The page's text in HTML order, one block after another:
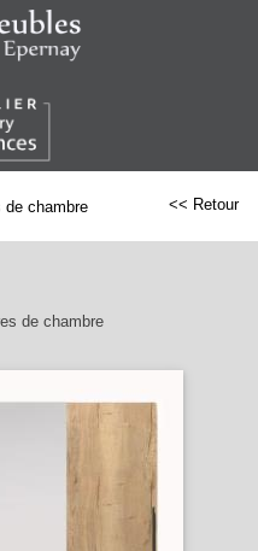
de chambre << Retour
de chambre